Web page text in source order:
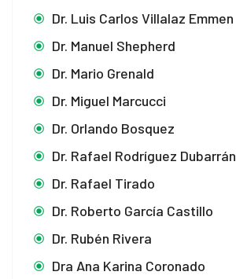
Dr. Luis Carlos Villalaz Emmen
Dr. Manuel Shepherd
Dr. Mario Grenald
Dr. Miguel Marcucci
Dr. Orlando Bosquez
Dr. Rafael Rodríguez Dubarrán
Dr. Rafael Tirado
Dr. Roberto García Castillo
Dr. Rubén Rivera
Dra Ana Karina Coronado